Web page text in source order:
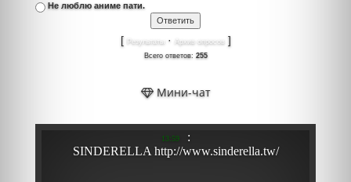
Не люблю аниме пати.
[ Результаты · Архив опросов]
Всего ответов: 255
Мини-чат